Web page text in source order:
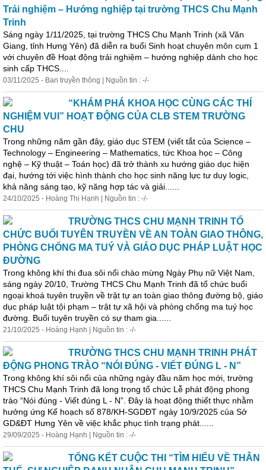
Trải nghiệm – Hướng nghiệp tại trường THCS Chu Mạnh
Trinh
Sáng ngày 1/11/2025, tại trường THCS Chu Mạnh Trinh (xã Văn
Giang, tỉnh Hưng Yên) đã diễn ra buổi Sinh hoạt chuyên môn cụm 1
với chuyên đề Hoạt động trải nghiệm – hướng nghiệp dành cho học
sinh cấp THCS....
03/11/2025 - Ban truyền thông | Nguồn tin : -/-
“KHÁM PHÁ KHOA HỌC CÙNG CÁC THÍ
NGHIỆM VUI” HOẠT ĐỘNG CỦA CLB STEM TRƯỜNG
CHU
Trong những năm gần đây, giáo dục STEM (viết tắt của Science –
Technology – Engineering – Mathematics, tức Khoa học – Công
nghệ – Kỹ thuật – Toán học) đã trở thành xu hướng giáo dục hiện
đại, hướng tới việc hình thành cho học sinh năng lực tư duy logic,
khả năng sáng tạo, kỹ năng hợp tác và giải......
24/10/2025 - Hoàng Thị Hạnh | Nguồn tin : -/-
TRƯỜNG THCS CHU MẠNH TRINH TỔ
CHỨC BUỔI TUYÊN TRUYỀN VỀ AN TOÀN GIAO THÔNG,
PHÒNG CHỐNG MA TUÝ VÀ GIÁO DỤC PHÁP LUẬT HỌC
ĐƯỜNG
Trong không khí thi đua sôi nổi chào mừng Ngày Phụ nữ Việt Nam,
sáng ngày 20/10, Trường THCS Chu Mạnh Trinh đã tổ chức buổi
ngoại khoá tuyên truyền về trật tự an toàn giao thông đường bộ, giáo
dục pháp luật tội phạm – trật tự xã hội và phòng chống ma tuý học
đường. Buổi tuyên truyền có sự tham gia......
21/10/2025 - Hoàng Hạnh | Nguồn tin : -/-
TRƯỜNG THCS CHU MẠNH TRINH PHÁT
ĐỘNG PHONG TRÀO “NÓI ĐÚNG - VIẾT ĐÚNG L - N”
Trong không khí sôi nổi của những ngày đầu năm học mới, trường
THCS Chu Mạnh Trinh đã long trọng tổ chức Lễ phát động phong
trào “Nói đúng - Viết đúng L - N”. Đây là hoạt động thiết thực nhằm
hưởng ứng Kế hoạch số 878/KH-SGDĐT ngày 10/9/2025 của Sở
GD&ĐT Hưng Yên về việc khắc phục tình trạng phát......
29/09/2025 - Hoàng Hạnh | Nguồn tin : -/-
TỔNG KẾT CUỘC THI “TÌM HIỂU VỀ THÂN